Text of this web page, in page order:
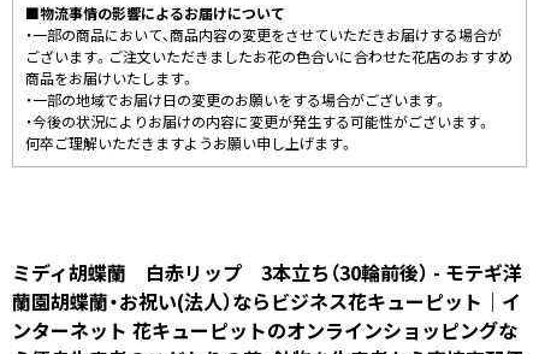
■物流事情の影響によるお届けについて
・一部の商品において、商品内容の変更をさせていただきお届けする場合が
ございます。ご注文いただきましたお花の色合いに合わせた花店のおすすめ
商品をお届けいたします。
・一部の地域でお届け日の変更のお願いをする場合がございます。
・今後の状況によりお届けの内容に変更が発生する可能性がございます。
何卒ご理解いただきますようお願い申し上げます。
ミディ胡蝶蘭 白赤リップ 3本立ち（30輪前後） - モテギ洋
蘭園胡蝶蘭・お祝い(法人）ならビジネス花キューピット｜イ
ンターネット 花キューピットのオンラインショッピングな